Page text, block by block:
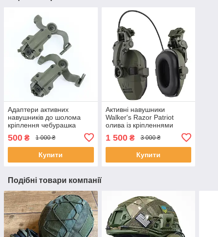
Адаптери активних
навушників до шолома
кріплення чебурашка
500 ₴ 1 000 ₴
Купити
Активні навушники
Walker's Razor Patriot
олива із кріпленнями
1 500₴ 3 000 ₴
Купити
Подібні товари компанії